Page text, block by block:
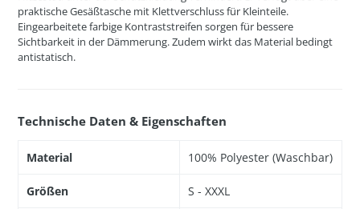
praktische Gesäßtasche mit Klettverschluss für Kleinteile.
Eingearbeitete farbige Kontraststreifen sorgen für bessere
Sichtbarkeit in der Dämmerung. Zudem wirkt das Material bedingt
antistatisch.
Technische Daten & Eigenschaften
Material 100% Polyester (Waschbar)
Größen S - XXXL